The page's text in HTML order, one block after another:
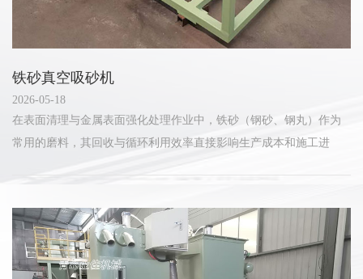
铁砂真空吸砂机
2026-05-18
在表面清理与金属表面强化处理作业中，铁砂（钢砂、钢丸）作为
常用的磨料，其回收与循环利用效率直接影响生产成本和施工进